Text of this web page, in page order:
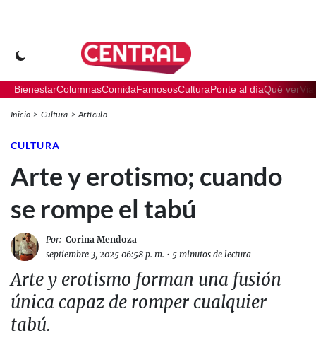
BienestarColumnasComidaFamososCulturaPonte al díaQué ver
Inicio Cultura Artículo
CULTURA
Arte y erotismo; cuando
se rompe el tabú
Por: Corina Mendoza
septiembre 3, 2025 06:58 p. m. • 5 minutos de lectura
Arte y erotismo forman una fusión
única capaz de romper cualquier
tabú.